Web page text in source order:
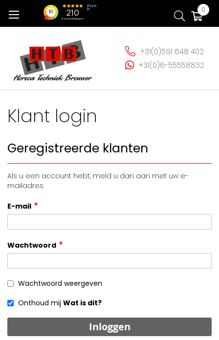
naar
0
+31(0)591 648 402
+31(0)6-55558832
Klant login
Geregistreerde klanten
Als u een account hebt, meld u dan aan met uw e-
mailadres.
E-mail
Wachtwoord
Wachtwoord weergeven
Onthoud mij Wat is dit?
Inloggen